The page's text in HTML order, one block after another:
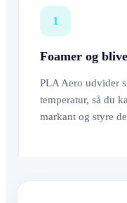
1
Foamer og
PLA Aero udvider
temperatur, så du
markant og styre